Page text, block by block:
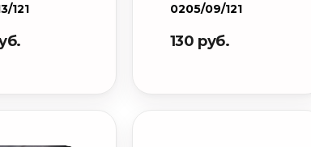
121
0205/09/121
130 руб.